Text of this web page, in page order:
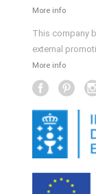
More info
This company
external
More info